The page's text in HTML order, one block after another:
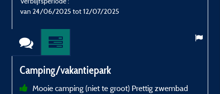
van 24/06/2025 tot 12/07/2025
Camping/vakantiepark
Mooie camping (niet te groot) Prettig zwembad